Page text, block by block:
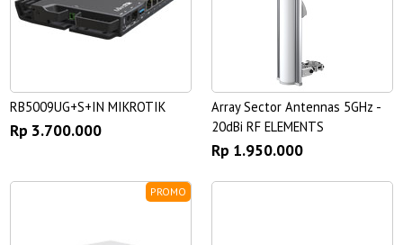
RB5009UG+S+IN MIKROTIK
Rp 3.700.000
Array Sector Antennas 5GHz -
20dBi RF ELEMENTS
Rp 1.950.000
PROMO